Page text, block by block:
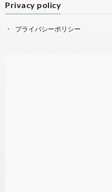
Privacy policy
プライバシーポリシー